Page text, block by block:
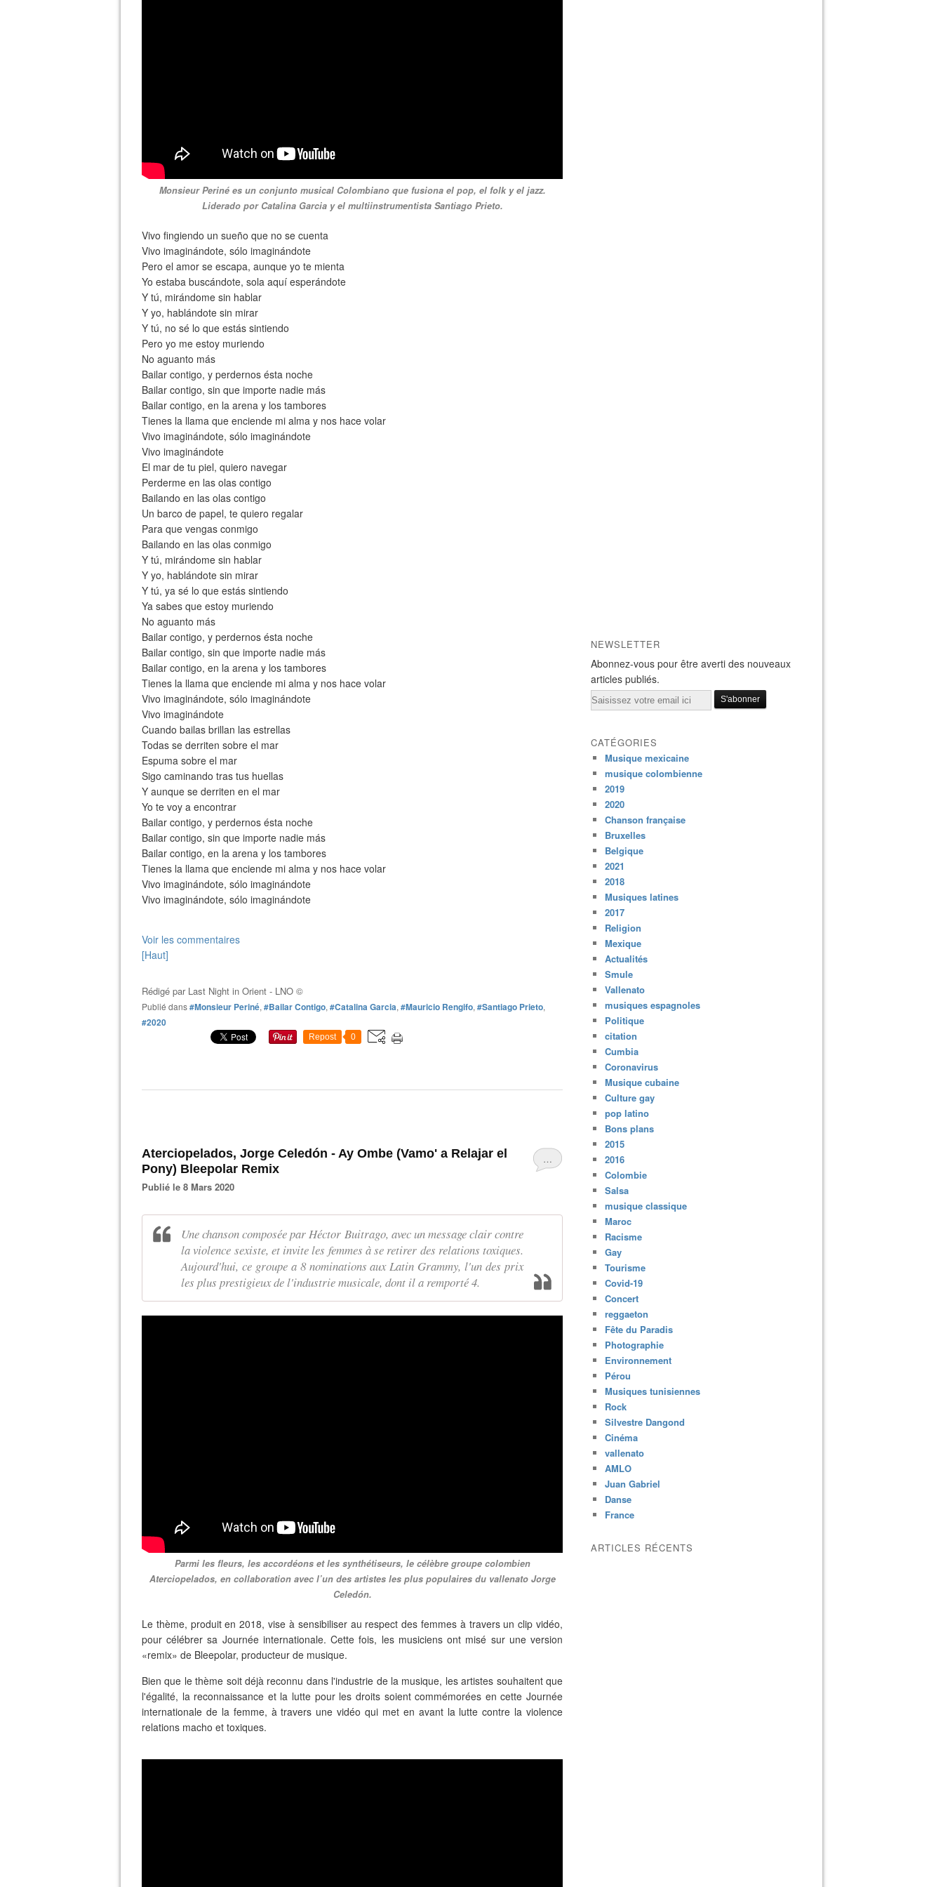
Monsieur Periné es un conjunto musical Colombiano que fusiona el pop, el folk y el jazz.
Liderado por Catalina Garcia y el multiinstrumentista Santiago Prieto.
Vivo fingiendo un sueño que no se cuenta
Vivo imaginándote, sólo imaginándote
Pero el amor se escapa, aunque yo te mienta
Yo estaba buscándote, sola aquí esperándote
Y tú, mirándome sin hablar
Y yo, hablándote sin mirar
Y tú, no sé lo que estás sintiendo
Pero yo me estoy muriendo
No aguanto más
Bailar contigo, y perdernos ésta noche
Bailar contigo, sin que importe nadie más
Bailar contigo, en la arena y los tambores
Tienes la llama que enciende mi alma y nos hace volar
Vivo imaginándote, sólo imaginándote
Vivo imaginándote
El mar de tu piel, quiero navegar
Perderme en las olas contigo
Bailando en las olas contigo
Un barco de papel, te quiero regalar
Para que vengas conmigo
Bailando en las olas conmigo
Y tú, mirándome sin hablar
Y yo, hablándote sin mirar
Y tú, ya sé lo que estás sintiendo
Ya sabes que estoy muriendo
No aguanto más
Bailar contigo, y perdernos ésta noche
Bailar contigo, sin que importe nadie más
Bailar contigo, en la arena y los tambores
Tienes la llama que enciende mi alma y nos hace volar
Vivo imaginándote, sólo imaginándote
Vivo imaginándote
Cuando bailas brillan las estrellas
Todas se derriten sobre el mar
Espuma sobre el mar
Sigo caminando tras tus huellas
Y aunque se derriten en el mar
Yo te voy a encontrar
Bailar contigo, y perdernos ésta noche
Bailar contigo, sin que importe nadie más
Bailar contigo, en la arena y los tambores
Tienes la llama que enciende mi alma y nos hace volar
Vivo imaginándote, sólo imaginándote
Vivo imaginándote, sólo imaginándote
Voir les commentaires
[Haut]
Rédigé par Last Night in Orient - LNO ©
Publié dans#Monsieur Periné, #Bailar Contigo, #Catalina Garcia, #Mauricio Rengifo, #Santiago Prieto,
#2020
Repost 0
…
Aterciopelados, Jorge Celedón - Ay Ombe (Vamo' a Relajar el
Pony) Bleepolar Remix
Publié le 8 Mars 2020
Une chanson composée par Héctor Buitrago, avec un message clair contre
la violence sexiste, et invite les femmes à se retirer des relations toxiques.
Aujourd'hui, ce groupe a 8 nominations aux Latin Grammy, l'un des prix
les plus prestigieux de l'industrie musicale, dont il a remporté 4.
Parmi les fleurs, les accordéons et les synthétiseurs, le célèbre groupe colombien
Aterciopelados, en collaboration avec l’un des artistes les plus populaires du vallenato Jorge
Celedón.
Le thème, produit en 2018, vise à sensibiliser au respect des femmes à travers un clip vidéo,
pour célébrer sa Journée internationale. Cette fois, les musiciens ont misé sur une version
«remix» de Bleepolar, producteur de musique.
Bien que le thème soit déjà reconnu dans l'industrie de la musique, les artistes souhaitent que
l'égalité, la reconnaissance et la lutte pour les droits soient commémorées en cette Journée
internationale de la femme, à travers une vidéo qui met en avant la lutte contre la violence
relations macho et toxiques.
NEWSLETTER
Abonnez-vous pour être averti des nouveaux
articles publiés.
Email
CATÉGORIES
Musique mexicaine
musique colombienne
2019
2020
Chanson française
Bruxelles
Belgique
2021
2018
Musiques latines
2017
Religion
Mexique
Actualités
Smule
Vallenato
musiques espagnoles
Politique
citation
Cumbia
Coronavirus
Musique cubaine
Culture gay
pop latino
Bons plans
2015
2016
Colombie
Salsa
musique classique
Maroc
Racisme
Gay
Tourisme
Covid-19
Concert
reggaeton
Fête du Paradis
Photographie
Environnement
Pérou
Musiques tunisiennes
Rock
Silvestre Dangond
Cinéma
vallenato
AMLO
Juan Gabriel
Danse
France
ARTICLES RÉCENTS